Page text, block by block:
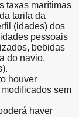
taxas marítimas
tarifa da
(idades) dos
pessoais
bebidas
do navio,
houver
sem
haver